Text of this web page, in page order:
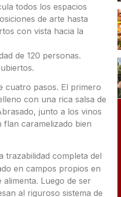
todos los espacios
de arte hasta
con vista hacia la
de 120 personas.
cuatro pasos. El primero
con una rica salsa de
junto a los vinos
caramelizado bien
trazabilidad completa del
en campos propios en
Luego de ser
al riguroso sistema de